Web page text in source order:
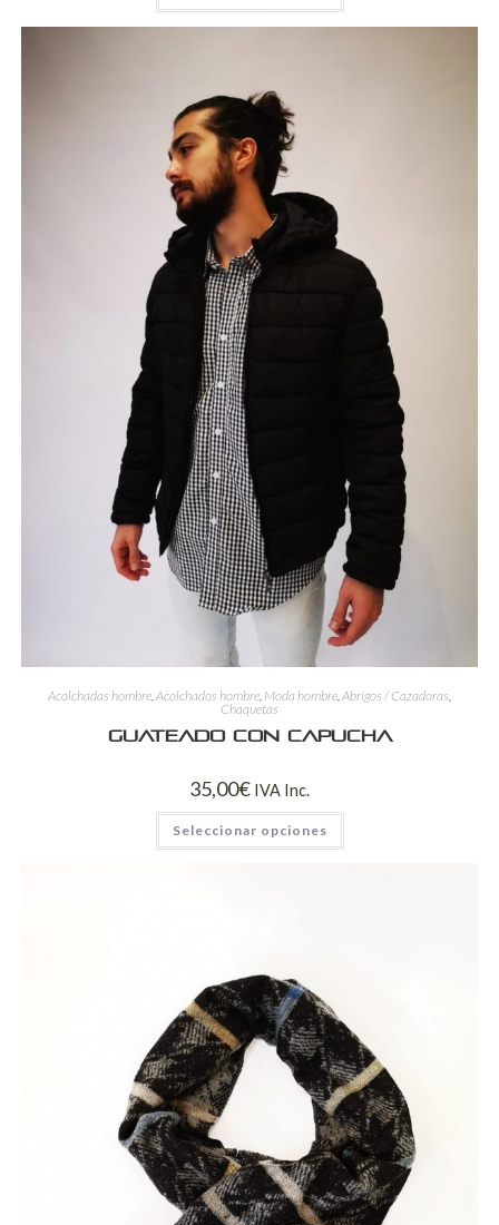
Acolchadas hombre Acolchados hombre Moda hombre Abrigos / Cazadoras
Chaquetas
Guateado con capucha
35,00€ IVA Inc.
Seleccionar opciones